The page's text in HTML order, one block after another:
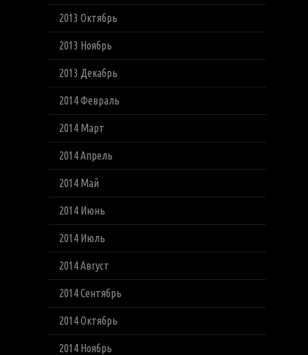
2013 Октябрь
2013 Ноябрь
2013 Декабрь
2014 Февраль
2014 Март
2014 Апрель
2014 Май
2014 Июнь
2014 Июль
2014 Август
2014 Сентябрь
2014 Октябрь
2014 Ноябрь